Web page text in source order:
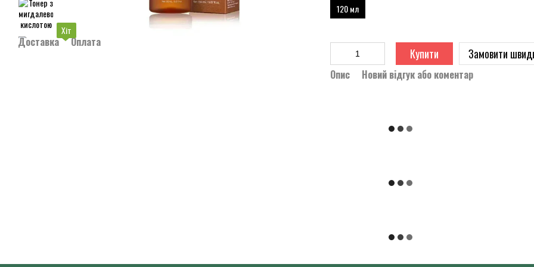
Хіт
Доставка Оплата
120 мл
Купити Замовити
Опис Новий відгук або коментар